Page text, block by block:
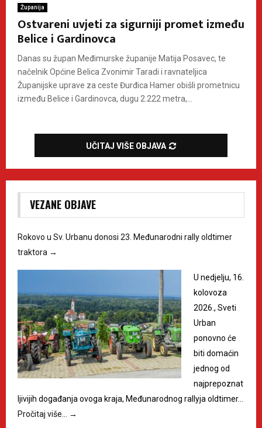
Županija
Ostvareni uvjeti za sigurniji promet između
Belice i Gardinovca
Danas su župan Međimurske županije Matija Posavec, te
načelnik Općine Belica Zvonimir Taradi i ravnateljica
Županijske uprave za ceste Đurđica Hamer obišli prometnicu
između Belice i Gardinovca, dugu 2.222 metra,...
UČITAJ VIŠE OBJAVA
VEZANE OBJAVE
Rokovo u Sv. Urbanu donosi 23. Međunarodni rally oldtimer
traktora →
U nedjelju, 16.
kolovoza
2026., Sveti
Urban
ponovno će
biti domaćin
jednog od
najprepoznat
ljivijih događanja ovoga kraja, Međunarodnog rallyja oldtimer…
Pročitaj više…
→